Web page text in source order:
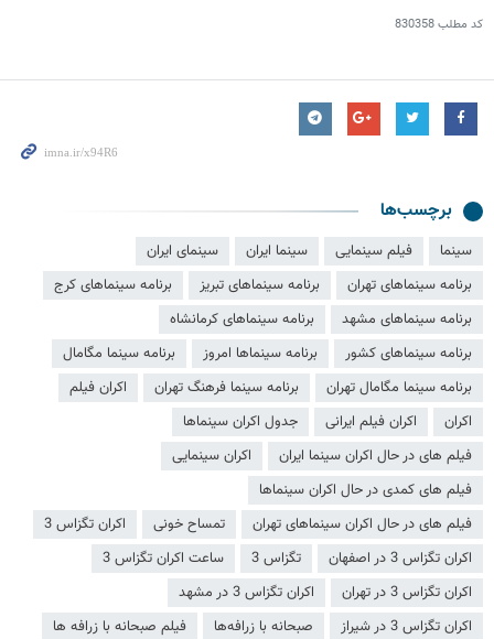
کد مطلب830358
برچسب‌ها
سینما فیلم سینمایی سینما ایران
سینمای ایران
برنامه سینماهای تهران
برنامه سینماهای تبریز
برنامه سینماهای کرج
برنامه سینماهای مشهد
برنامه سینماهای کرمانشاه
برنامه سینماهای کشور
برنامه سینماها امروز
برنامه سینما مگامال
برنامه سینما مگامال تهران
برنامه سینما فرهنگ تهران
اکران فیلم
اکران
اکران فیلم ایرانی
جدول اکران سینماها
فیلم های در حال اکران سینما ایران
اکران سینمایی
فیلم های کمدی در حال اکران سینماها
فیلم های در حال اکران سینماهای تهران
تمساح خونی
اکران تگزاس 3
اکران تگزاس 3 در اصفهان
تگزاس 3
ساعت اکران تگزاس 3
اکران تگزاس 3 در تهران
اکران تگزاس 3 در مشهد
اکران تگزاس 3 در شیراز
صبحانه با زرافه‌ها
فیلم صبحانه با زرافه ها